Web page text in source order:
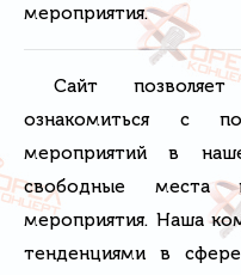
мероприятия.
Сайт
ознакомиться с
мероприятий в
свободные места
мероприятия. Наша
тенденциями в